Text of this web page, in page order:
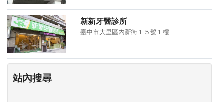
新新牙醫診所
臺中市大里區內新街１５號１樓
站內搜尋